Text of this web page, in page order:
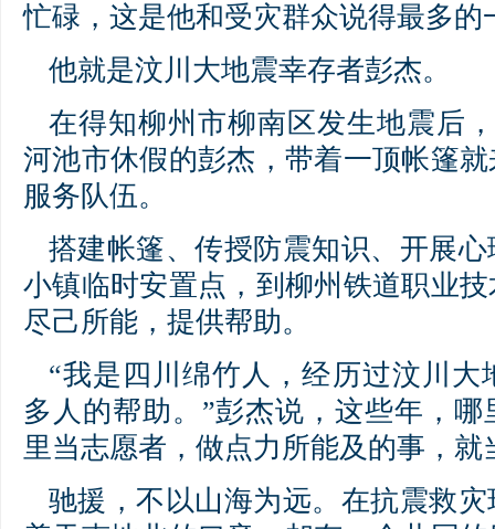
忙碌，这是他和受灾群众说得最多的
他就是汶川大地震幸存者彭杰。
在得知柳州市柳南区发生地震后
河池市休假的彭杰，带着一顶帐篷
服务队伍。
搭建帐篷、传授防震知识、开展
小镇临时安置点，到柳州铁道职业
尽己所能，提供帮助。
“我是四川绵竹人，经历过汶川大
多人的帮助。”彭杰说，这些年，
里当志愿者，做点力所能及的事，就
驰援，不以山海为远。在抗震救